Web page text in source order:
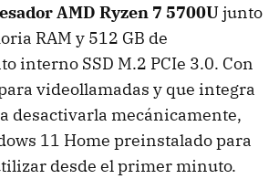
AMD Ryzen 7 5700Ujunto
RAM y 512 GB de
interno SSD M.2 PCIe 3.0. Con
videollamadas y que integra
desactivarla mecánicamente,
11 Home preinstalado para
desde el primer minuto.